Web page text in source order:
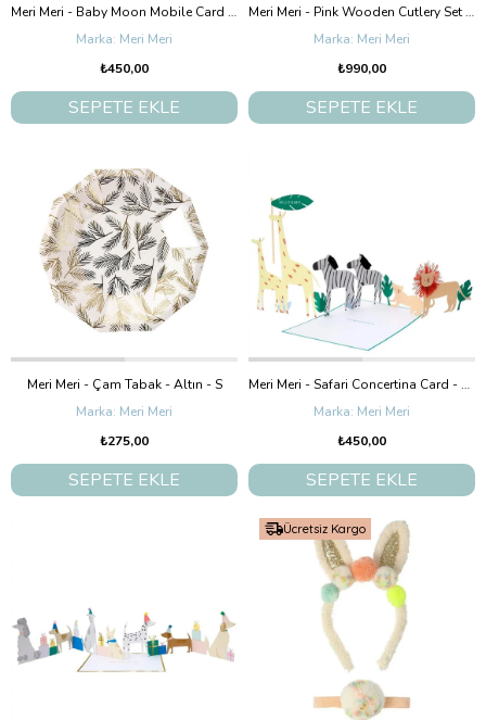
Meri Meri - Baby Moon Mobile Card - Ay & Yıldız Tebrik Kartı - Pembe
Meri Meri
₺450,00
SEPETE EKLE
Meri Meri - Pink Wooden Cutlery Set - Pembe Tahta Çatal-Kaşık-Bıçak Set
Meri Meri
₺990,00
SEPETE EKLE
Meri Meri - Çam Tabak - Altın - S
Meri Meri
₺275,00
SEPETE EKLE
Meri Meri - Safari Concertina Card - Safari Tebrik Kartı
Meri Meri
₺450,00
SEPETE EKLE
Ücretsiz Kargo